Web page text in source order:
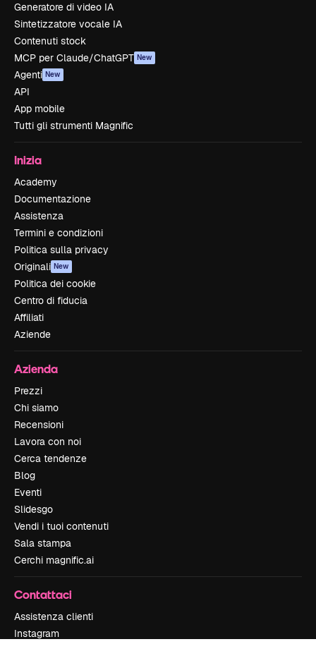
Generatore di video IA
Sintetizzatore vocale IA
Contenuti stock
MCP per Claude/ChatGPT New
Agenti New
API
App mobile
Tutti gli strumenti Magnific
Inizia
Academy
Documentazione
Assistenza
Termini e condizioni
Politica sulla privacy
Originali New
Politica dei cookie
Centro di fiducia
Affiliati
Aziende
Azienda
Prezzi
Chi siamo
Recensioni
Lavora con noi
Cerca tendenze
Blog
Eventi
Slidesgo
Vendi i tuoi contenuti
Sala stampa
Cerchi magnific.ai
Contattaci
Assistenza clienti
Instagram